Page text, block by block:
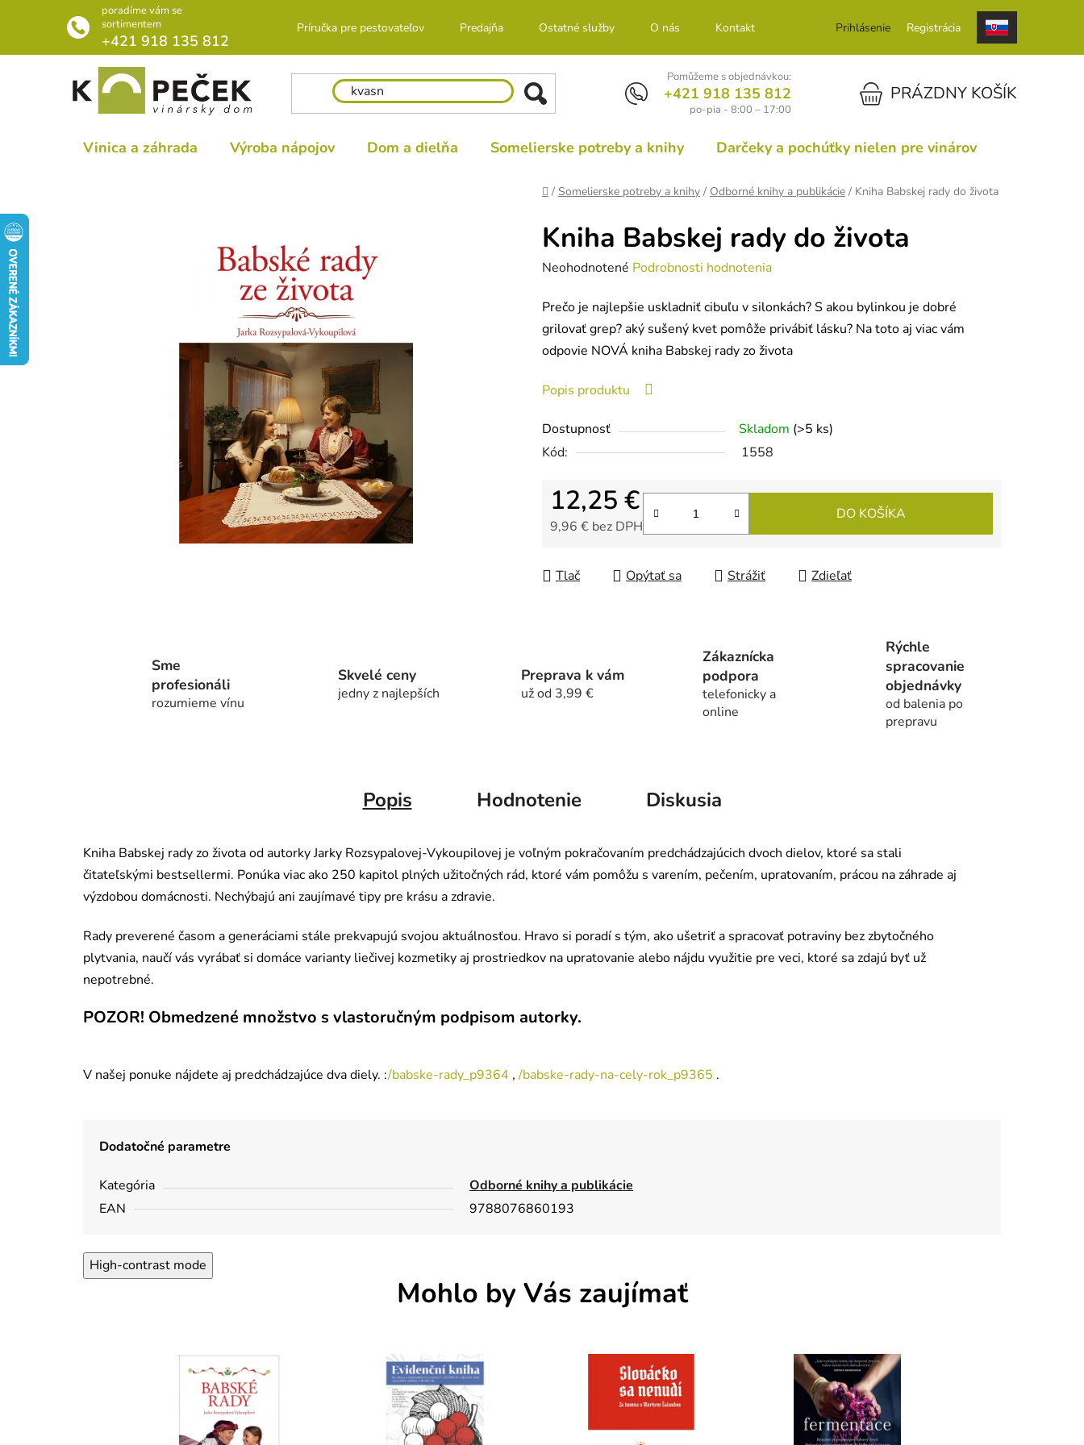
poradíme vám se
sortimentem
+421 918 135 812
Príručka pre pestovateľov Predajňa Ostatné služby O nás Kontakt Prihlásenie Registrácia
Pomůžeme s objednávkou:
+421 918 135 812
po-pia - 8:00 – 17:00
NÁKUPNÝ KOŠÍKPRÁZDNY KOŠÍK
Vinica a záhrada Výroba nápojov Dom a dielňa Somelierske potreby a knihy Darčeky a pochúťky nielen pre vinárov
Domov
/ Somelierske potreby a knihy / Odborné knihy a publikácie / Kniha Babskej rady do života
Kniha Babskej rady do života
Priemerné
produktu
je
0,0
5
hviezdičiek.
Neohodnotené Podrobnosti hodnotenia
Prečo je najlepšie uskladniť cibuľu v silonkách? S akou bylinkou je dobré
grilovať grep? aký sušený kvet pomôže privábiť lásku? Na toto aj viac vám
odpovie NOVÁ kniha Babskej rady zo života
Popis produktu
Dostupnosť Skladom (>5 ks)
Kód:
1558
12,25 €
9,96 € bez DPH
DO KOŠÍKA
Tlač Opýtať sa Strážiť Zdieľať
Sme
profesionáli
rozumieme vínu
Skvelé ceny
jedny z najlepších
Preprava k vám
už od 3,99 €
Zákaznícka
podpora
telefonicky a
online
Rýchle
spracovanie
objednávky
od balenia po
prepravu
Popis Hodnotenie Diskusia
Kniha Babskej rady zo života od autorky Jarky Rozsypalovej-Vykoupilovej je voľným pokračovaním predchádzajúcich dvoch dielov, ktoré sa stali
čitateľskými bestsellermi. Ponúka viac ako 250 kapitol plných užitočných rád, ktoré vám pomôžu s varením, pečením, upratovaním, prácou na záhrade aj
výzdobou domácnosti. Nechýbajú ani zaujímavé tipy pre krásu a zdravie.
Rady preverené časom a generáciami stále prekvapujú svojou aktuálnosťou. Hravo si poradí s tým, ako ušetriť a spracovať potraviny bez zbytočného
plytvania, naučí vás vyrábať si domáce varianty liečivej kozmetiky aj prostriedkov na upratovanie alebo nájdu využitie pre veci, ktoré sa zdajú byť už
nepotrebné.
POZOR! Obmedzené množstvo s vlastoručným podpisom autorky.
V našej ponuke nájdete aj predchádzajúce dva diely. :/babske-rady_p9364 ,/babske-rady-na-cely-rok_p9365 .
Dodatočné parametre
Kategória
Odborné knihy a publikácie
EAN
9788076860193
High-contrast mode
Mohlo by Vás zaujímať